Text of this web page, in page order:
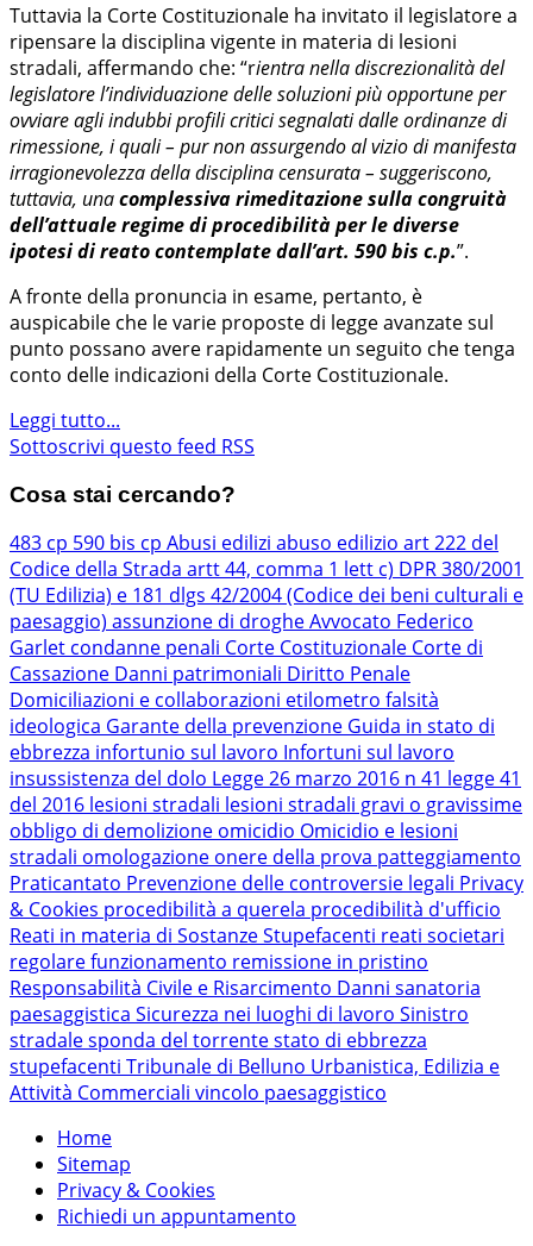
Tuttavia la Corte Costituzionale ha invitato il legislatore a
ripensare la disciplina vigente in materia di lesioni
stradali, affermando che: “rientra nella discrezionalità del
legislatore l’individuazione delle soluzioni più opportune per
ovviare agli indubbi profili critici segnalati dalle ordinanze di
rimessione, i quali – pur non assurgendo al vizio di manifesta
irragionevolezza della disciplina censurata – suggeriscono,
tuttavia, unacomplessiva rimeditazione sulla congruità
dell’attuale regime di procedibilità per le diverse
ipotesi di reato contemplate dall’art. 590 bis c.p.”.
A fronte della pronuncia in esame, pertanto, è
auspicabile che le varie proposte di legge avanzate sul
punto possano avere rapidamente un seguito che tenga
conto delle indicazioni della Corte Costituzionale.
Leggi tutto...
Sottoscrivi questo feed RSS
Cosa stai cercando?
483 cp 590 bis cp Abusi edilizi abuso edilizio art 222 del
Codice della Strada artt 44, comma 1 lett c) DPR 380/2001
(TU Edilizia) e 181 dlgs 42/2004 (Codice dei beni culturali e
paesaggio) assunzione di drogheAvvocato Federico
Garlet condanne penali Corte Costituzionale Corte di
Cassazione Danni patrimoniali Diritto Penale
Domiciliazioni e collaborazioni etilometro falsità
ideologica Garante della prevenzione Guida in stato di
ebbrezza infortunio sul lavoro Infortuni sul lavoro
insussistenza del dolo Legge 26 marzo 2016 n 41 legge 41
del 2016 lesioni stradali lesioni stradali gravi o gravissime
obbligo di demolizione omicidio Omicidio e lesioni
stradali omologazione onere della prova patteggiamento
Praticantato Prevenzione delle controversie legali Privacy
& Cookies procedibilità a querela procedibilità d'ufficio
Reati in materia di Sostanze Stupefacenti reati societari
regolare funzionamento remissione in pristino
Responsabilità Civile e Risarcimento Danni sanatoria
paesaggistica Sicurezza nei luoghi di lavoro Sinistro
stradalesponda del torrentestato di ebbrezza
stupefacenti Tribunale di Belluno Urbanistica, Edilizia e
Attività Commerciali vincolo paesaggistico
Home
Sitemap
Privacy & Cookies
Richiedi un appuntamento